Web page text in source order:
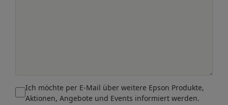
Ich möchte per E-Mail über weitere Epson Produkte,
Aktionen, Angebote und Events informiert werden.